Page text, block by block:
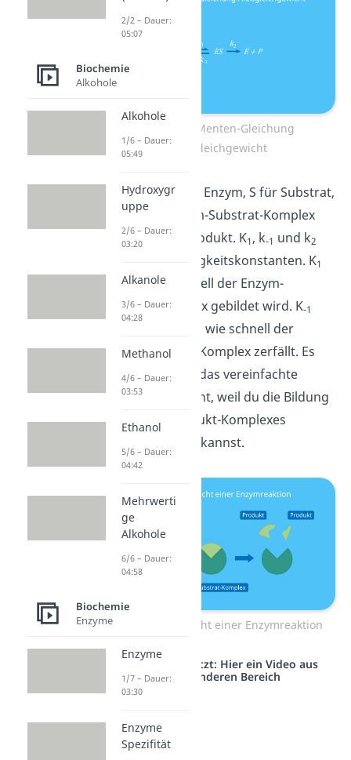
Michaelis-Menten-Gleichung
Fließgleichgewicht
Dabei steht E für Enzym, S für Substrat,
ES für den Enzym-Substrat-Komplex
und P für das Produkt. K1, k-1 und k2
sind Geschwindigkeitskonstanten. K1
gibt an, wie schnell der Enzym-
Substrat-Komplex gebildet wird. K-1
geben an, wie schnell der
Enzym-Substrat-Komplex zerfällt. Es
handelt sich um das vereinfachte
Fließgleichgewicht, weil du die Bildung
des Enzym-Produkt-Komplexes
vernachlässigen kannst.
Fließgleichgewicht einer Enzymreaktion
Studyflix vernetzt: Hier ein Video aus
einem anderen Bereich
2/2 – Dauer:
05:07
Biochemie
Alkohole
Alkohole
1/6 – Dauer:
05:49
Hydroxygr
uppe
2/6 – Dauer:
03:20
Alkanole
3/6 – Dauer:
04:28
Methanol
4/6 – Dauer:
03:53
Ethanol
5/6 – Dauer:
04:42
Mehrwerti
ge
Alkohole
6/6 – Dauer:
04:58
Biochemie
Enzyme
Enzyme
1/7 – Dauer:
03:30
Enzyme
Spezifität